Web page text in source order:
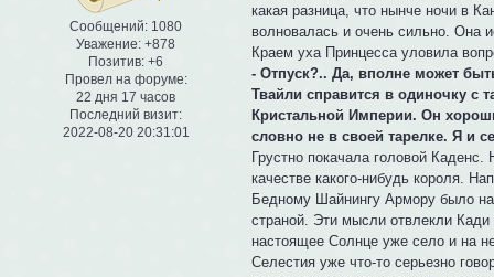
Сообщений: 1080
Уважение: +878
Позитив: +6
Провел на форуме:
22 дня 17 часов
Последний визит:
2022-08-20 20:31:01
какая разница, что нынче ночи в
волновалась и очень сильно. Она
Краем уха Принцесса уловила
- Отпуск?.. Да, вполне может
Твайли справится в одиночку с
Кристальной Империи. Он
словно не в своей тарелке. Я и
Грустно покачала головой
качестве какого-нибудь короля.
Бедному Шайнингу Армору было
страной. Эти мысли отвлекли
настоящее Солнце уже село и на
Селестия уже что-то серьезно